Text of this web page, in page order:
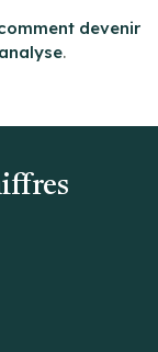
devenir
.